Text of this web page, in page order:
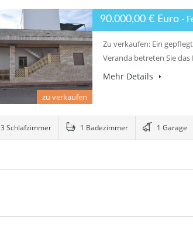
zu verkaufen
90.000,00 € Euro -
Zu verkaufen: Ein
Veranda betreten Sie das
Mehr Details
3 Schlafzimmer 1 Badezimmer 1 Garage